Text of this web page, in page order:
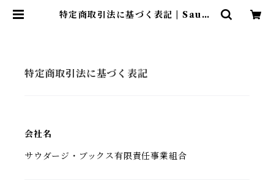
特定商取引法に基づく表記 | Sauda
特定商取引法に基づく表記
会社名
サウダージ・ブックス有限責任事業組合